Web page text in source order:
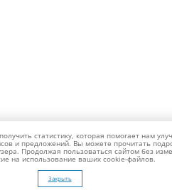
статистику, которая помогает нам
и предложений. Вы можете прочитать
Продолжая пользоваться сайтом без
на использование ваших cookie-файлов.